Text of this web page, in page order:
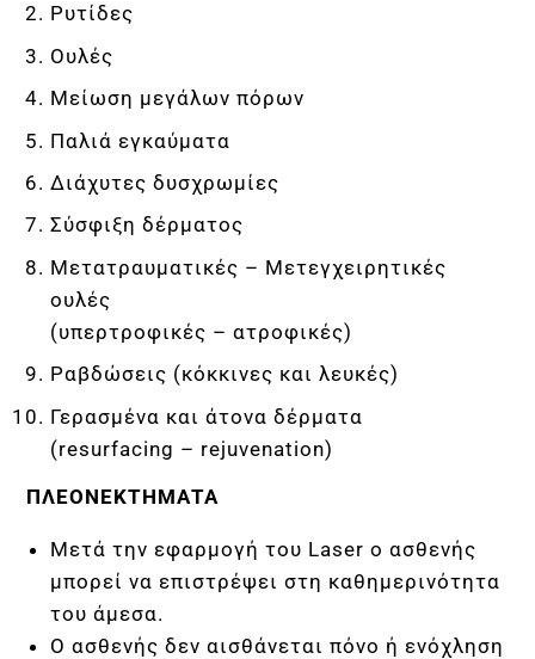
Ρυτίδες
Ουλές
Μείωση μεγάλων πόρων
Παλιά εγκαύματα
Διάχυτες δυσχρωμίες
Σύσφιξη δέρματος
Μετατραυματικές – Μετεγχειρητικές
ουλές
(υπερτροφικές – ατροφικές)
Ραβδώσεις (κόκκινες και λευκές)
Γερασμένα και άτονα δέρματα
(resurfacing – rejuvenation)
ΠΛΕΟΝΕΚΤΗΜΑΤΑ
Μετά την εφαρμογή του Laser ο ασθενής
μπορεί να επιστρέψει στη καθημερινότητα
του άμεσα.
Ο ασθενής δεν αισθάνεται πόνο ή ενόχληση